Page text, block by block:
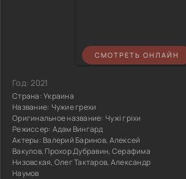
СМОТРЕТЬ ОНЛАЙН
Год:2021
Страна:Украина
Название: Чужие грехи
Оригинальное название: Чужі гріхи
Режиссер: Адам Вингард
Актеры: Валерий Баринов, Алексей
Вакулов, Прохор Дубравин, Серафима
Низовская, Олег Тактаров, Александр
Наумов